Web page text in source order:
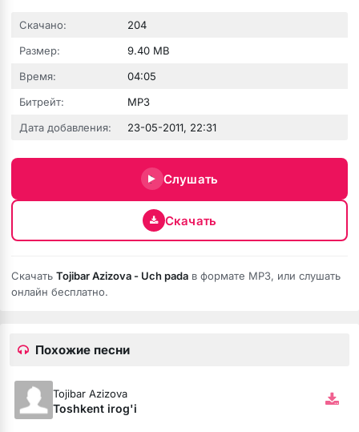
тебя помню шли дожди
мыслях
Версия)
Скачано:
204
Размер:
9.40 MB
Время:
04:05
Битрейт:
MP3
Дата добавления:
23-05-2011, 22:31
Слушать
Скачать
Скачать Tojibar Azizova - Uch pada в формате MP3, или слушать
онлайн бесплатно.
Похожие песни
Tojibar Azizova
Toshkent irog'i